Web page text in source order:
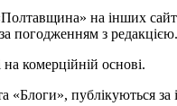
на інших
погодженням з редакцією.
на комерційній основі.
публікуються за